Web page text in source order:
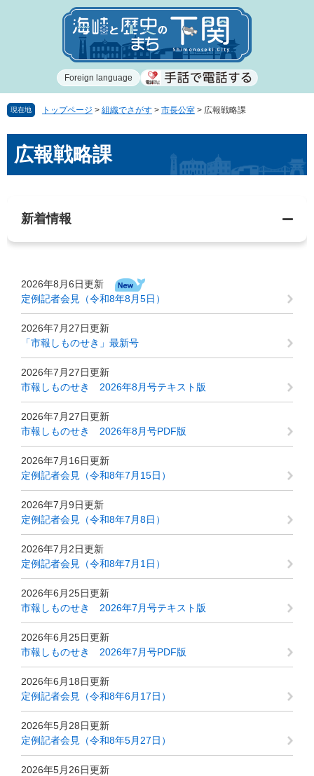
で
ば
Foreign language
現在地 トップページ > 組織でさがす > 市長公室 > 広報戦略課
文広報戦略課
新着情報
2026年8月6日更新
定例記者会見（令和8年8月5日）
2026年7月27日更新
「市報しものせき」最新号
2026年7月27日更新
市報しものせき 2026年8月号テキスト版
2026年7月27日更新
市報しものせき 2026年8月号PDF版
2026年7月16日更新
定例記者会見（令和8年7月15日）
2026年7月9日更新
定例記者会見（令和8年7月8日）
2026年7月2日更新
定例記者会見（令和8年7月1日）
2026年6月25日更新
市報しものせき 2026年7月号テキスト版
2026年6月25日更新
市報しものせき 2026年7月号PDF版
2026年6月18日更新
定例記者会見（令和8年6月17日）
2026年5月28日更新
定例記者会見（令和8年5月27日）
2026年5月26日更新